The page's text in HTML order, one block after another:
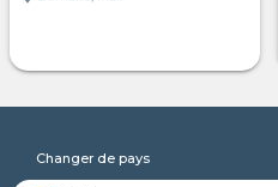
Changer de pays